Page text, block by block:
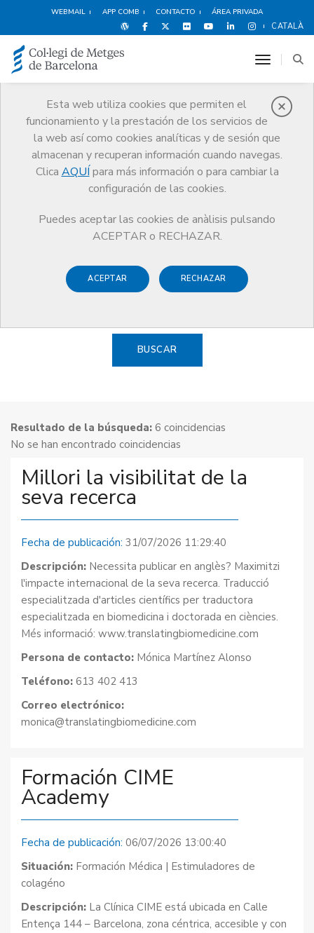
WEBMAIL APP COMB CONTACTO ÁREA PRIVADA
CATALÀ
Esta web utiliza cookies que permiten el
funcionamiento y la prestación de los servicios de
la web así como cookies analíticas y de sesión que
almacenan y recuperan información cuando navegas.
Clica AQUÍ para más información o para cambiar la
configuración de las cookies.
Puedes aceptar las cookies de anàlisis pulsando
ACEPTAR o RECHAZAR.
ACEPTAR RECHAZAR
toggle
Pequeños
anuncios
Servicios Otros servicios Pequeños anuncios
BUSCAR
Resultado de la búsqueda: 6 coincidencias
No se han encontrado coincidencias
Millori la visibilitat de la
seva recerca
Fecha de publicación: 31/07/2026 11:29:40
Descripción: Necessita publicar en anglès? Maximitzi
l'impacte internacional de la seva recerca. Traducció
especialitzada d'articles científics per traductora
especialitzada en biomedicina i doctorada en ciències.
Més informació: www.translatingbiomedicine.com
Persona de contacto: Mónica Martínez Alonso
Teléfono: 613 402 413
Correo electrónico:
monica@translatingbiomedicine.com
Formación CIME
Academy
Fecha de publicación: 06/07/2026 13:00:40
Situación: Formación Médica | Estimuladores de
colagéno
Descripción: La Clínica CIME está ubicada en Calle
Entença 144 – Barcelona, zona céntrica, accesible y con